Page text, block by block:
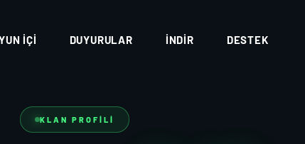
İÇI DUYURULAR İNDIR DESTEK
KLAN PROFILI